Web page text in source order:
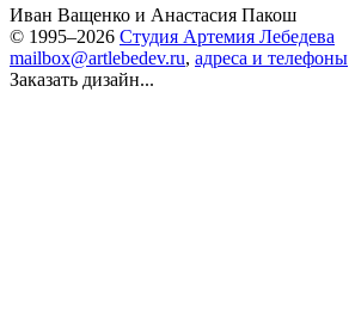
Иван Ващенко и Анастасия Пакош
© 1995–2026 Студия Артемия Лебедева
mailbox@artlebedev.ru, адреса и телефоны
Заказать дизайн...